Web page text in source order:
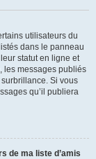
utilisateurs du
dans le panneau
statut en ligne et
les messages publiés
Si vous
qu’il publiera
de ma liste d’amis